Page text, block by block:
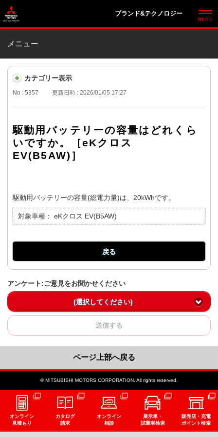
ブランド&テクノロジー
メニュー
カテゴリー表示
No : 5357 更新日時 : 2026/01/05 17:27
駆動用バッテリーの容量はどれくら
いですか。［eKクロス
EV(B5AW)］
駆動用バッテリーの容量(総電力量)は、20kWhです。
対象車種： eKクロス EV(B5AW)
戻る
アンケート:ご意見をお聞かせください
(選択してください)
送信する
ページ上部へ戻る
© MITSUBISHI MOTORS CORPORATION. All rights reserved.
オンライン
見積もり
カタログ
請求
オンライン
相談
展示車・
試乗車検索
販売店・充電
ポイント検索